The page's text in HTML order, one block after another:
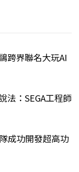
跨界聯名大玩AI
法：SEGA工程師
成功開發超高功